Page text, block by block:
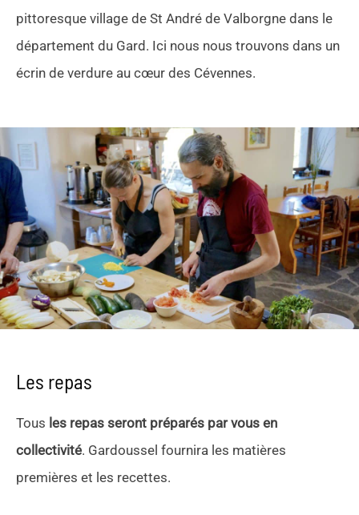
pittoresque village de St André de Valborgne dans le
département du Gard. Ici nous nous trouvons dans un
écrin de verdure au cœur des Cévennes.
Les repas
Tous les repas seront préparés par vous en
collectivité. Gardoussel fournira les matières
premières et les recettes.